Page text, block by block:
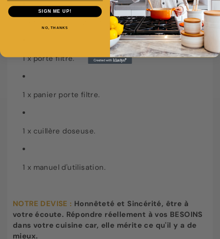
1 x bac d'égouttage amovible.
1 x porte filtre.
1 x panier porte filtre.
1 x cuillère doseuse.
1 x manuel d'utilisation.
NOTRE DEVISE : Honnêteté et Sincérité, être à
votre écoute. Répondre réellement à vos BESOINS
dans votre cuisine car, elle mérite ce qu'il y a de
mieux.
SIGN ME UP!
NO, THANKS